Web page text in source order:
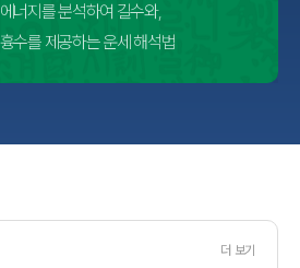
에너지를 분석하여 길수와,
더 보기